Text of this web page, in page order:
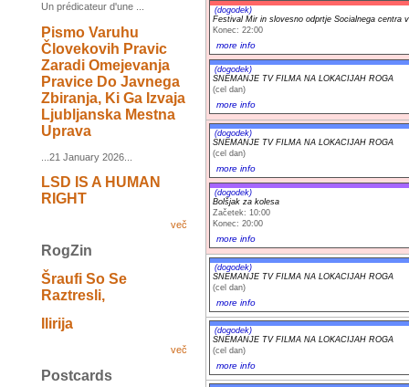
Un prédicateur d'une ...
Pismo Varuhu
Človekovih Pravic
Zaradi Omejevanja
Pravice Do Javnega
Zbiranja, Ki Ga Izvaja
Ljubljanska Mestna
Uprava
...21 January 2026...
LSD IS A HUMAN
RIGHT
več
RogZin
Šraufi So Se
Raztresli,
Ilirija
več
Postcards
(dogodek)
Festival Mir in slovesno odprtje Socialnega centra
Konec: 22:00
more info
(dogodek)
SNEMANJE TV FILMA NA LOKACIJAH ROGA
(cel dan)
more info
(dogodek)
SNEMANJE TV FILMA NA LOKACIJAH ROGA
(cel dan)
more info
(dogodek)
Bolšjak za kolesa
Začetek: 10:00
Konec: 20:00
more info
(dogodek)
SNEMANJE TV FILMA NA LOKACIJAH ROGA
(cel dan)
more info
(dogodek)
SNEMANJE TV FILMA NA LOKACIJAH ROGA
(cel dan)
more info